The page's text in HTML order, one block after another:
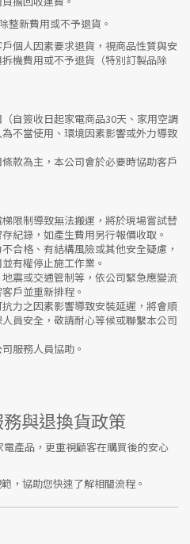
整新費用或不予退貨。
戶個人因素要求退貨，視商品性質與安
機費用或不予退貨（特別訂製品除
自簽收日起家電商品30天、家用空調
不當使用、環境因素影響或外力導致
款為主，本公司會於必要時協助客戶
梯限制導致無法搬運，將於現場嘗試替
紀錄，如產生費用另行報價收取。
合格、有結構風險或其他安全疑慮，
有權停止施工作業。
地震或交通管制等，依公司緊急應變流
戶並重新排程。
抗力之因素影響導致安裝延遲，將會順
員安全，敬請耐心等候或聯繫本公司
服務人員協助。
與退換貨政策
電產品，更重視顧客在購買後的安心
，協助您快速了解相關流程。